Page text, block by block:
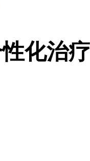
化治